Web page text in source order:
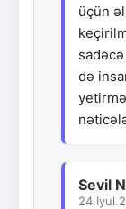
üçün
də
Sevil